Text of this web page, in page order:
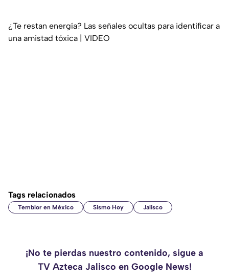
¿Te restan energía? Las señales ocultas para identificar a
una amistad tóxica | VIDEO
Tags relacionados
Temblor en México Sismo Hoy Jalisco
¡No te pierdas nuestro contenido, sigue a
TV Azteca Jalisco en Google News!